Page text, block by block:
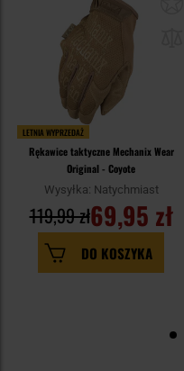
LETNIA WYPRZEDAŻ
Rękawice taktyczne Mechanix Wear
Original - Coyote
Wysyłka: Natychmiast
69,95 zł
119,99 zł
DO KOSZYKA